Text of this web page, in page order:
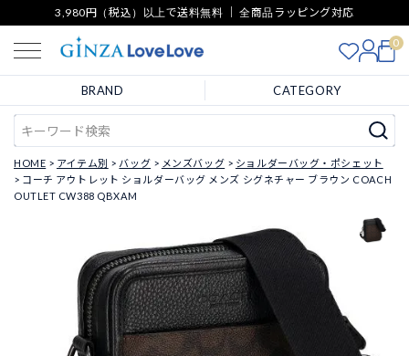
3,980円（税込）以上で送料無料 ｜ 全商品ラッピング対応
0
BRAND CATEGORY
HOME アイテム別 バッグ メンズバッグ
ショルダーバッグ・ポシェット
コーチ アウトレット ショルダーバッグ メンズ シグネチャー ブラウン COACH
OUTLET CW388 QBXAM